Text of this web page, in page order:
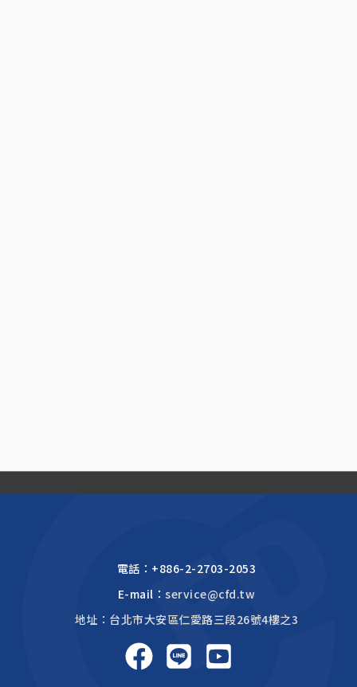
電話： +886-2-2703-2053
E-mail：service@cfd.tw
地址：台北市大安區仁愛路三段26號4樓之3